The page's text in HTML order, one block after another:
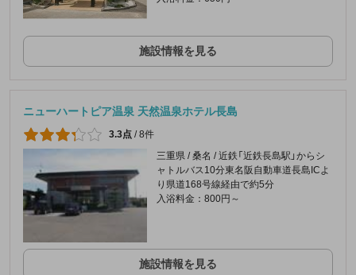
施設情報を見る
ニューハートピア温泉 天然温泉ホテル長島
3.3点 /8件
三重県 / 桑名 / 近鉄「近鉄長島駅」からシ
ャトルバス10分東名阪自動車道長島ICよ
り県道168号線経由で約5分
入浴料金：800円～
施設情報を見る